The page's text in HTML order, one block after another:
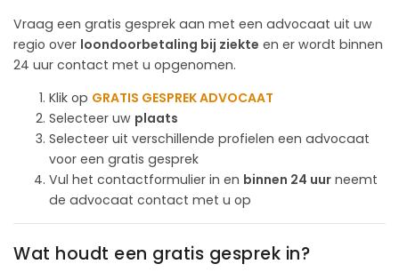
Vraag een gratis gesprek aan met een advocaat uit uw
regio over loon­doorbetaling bij ziekte en er wordt binnen
24 uur contact met u opgenomen.
Klik op GRATIS GESPREK ADVOCAAT
Selecteer uw plaats
Selecteer uit verschillende profielen een advocaat
voor een gratis gesprek
Vul het contactformulier in en binnen 24 uur neemt
de advocaat contact met u op
Wat houdt een gratis gesprek in?